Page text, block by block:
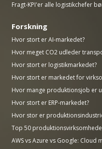
Fragt-KPI'er alle logistikchefer
Forskning
Hvor stort er AI-markedet?
Hvor meget CO2 udleder
Hvor stort er logistikmarkedet?
Hvor stort er markedet for
Hvor mange produktionsjob er
Hvor stort er ERP-markedet?
Hvor stor er
Top 50
AWS vs Azure vs Google: Cloud